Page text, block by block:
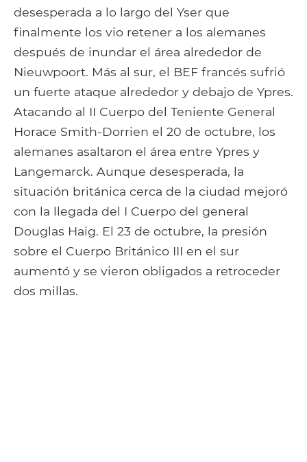
desesperada a lo largo del Yser que
finalmente los vio retener a los alemanes
después de inundar el área alrededor de
Nieuwpoort. Más al sur, el BEF francés sufrió
un fuerte ataque alrededor y debajo de Ypres.
Atacando al II Cuerpo del Teniente General
Horace Smith-Dorrien el 20 de octubre, los
alemanes asaltaron el área entre Ypres y
Langemarck. Aunque desesperada, la
situación británica cerca de la ciudad mejoró
con la llegada del I Cuerpo del general
Douglas Haig. El 23 de octubre, la presión
sobre el Cuerpo Británico III en el sur
aumentó y se vieron obligados a retroceder
dos millas.